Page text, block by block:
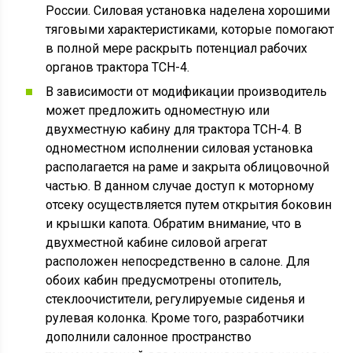
России. Силовая установка наделена хорошими
тяговыми характеристиками, которые помогают
в полной мере раскрыть потенциал рабочих
органов трактора ТСН-4.
В зависимости от модификации производитель
может предложить одноместную или
двухместную кабину для трактора ТСН-4. В
одноместном исполнении силовая установка
располагается на раме и закрыта облицовочной
частью. В данном случае доступ к моторному
отсеку осуществляется путем открытия боковин
и крышки капота. Обратим внимание, что в
двухместной кабине силовой агрегат
расположен непосредственно в салоне. Для
обоих кабин предусмотрены отопитель,
стеклоочистители, регулируемые сиденья и
рулевая колонка. Кроме того, разработчики
дополнили салонное пространство